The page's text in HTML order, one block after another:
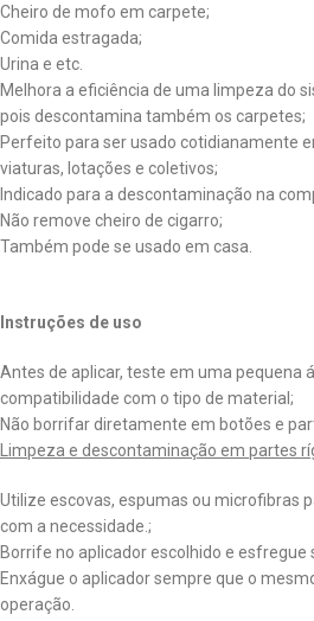
Cheiro de mofo em carpete;
Comida estragada;
Urina e etc.
Melhora a eficiência de uma limpeza do
pois descontamina também os carpetes;
Perfeito para ser usado cotidianamente
viaturas, lotações e coletivos;
Indicado para a descontaminação na
Não remove cheiro de cigarro;
Também pode se usado em casa.
Instruções de uso
Antes de aplicar, teste em uma pequena
compatibilidade com o tipo de material;
Não borrifar diretamente em botões e
Limpeza e descontaminação em partes
Utilize escovas, espumas ou microfibras
com a necessidade.;
Borrife no aplicador escolhido e esfregue
Enxágue o aplicador sempre que o
operação.